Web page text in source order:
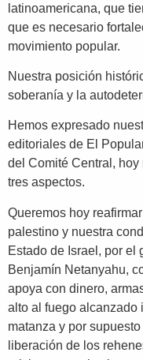
latinoamericana, que
que es necesario
movimiento popular.
Nuestra posición
soberanía y la
Hemos expresado
editoriales de El
del Comité Central,
tres aspectos.
Queremos hoy
palestino y nuestra
Estado de Israel, por el
Benjamín Netanyahu,
apoya con dinero,
alto al fuego alcanzado
matanza y por
liberación de los